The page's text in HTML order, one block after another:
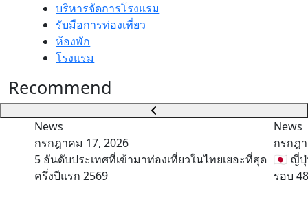
บริหารจัดการโรงแรม
รับมือการท่องเที่ยว
ห้องพัก
โรงแรม
Recommend
News
กรกฎาคม 17, 2026
5 อันดับประเทศที่เข้ามาท่องเที่ยวในไทยเยอะที่สุด
ครึ่งปีแรก 2569
News
กรกฎ
🇯🇵 ญี่ปุ่
รอบ